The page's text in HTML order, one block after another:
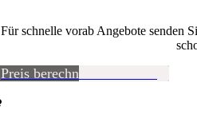
Für schnelle vorab Angebote senden
Preis berechnen - ermitteln